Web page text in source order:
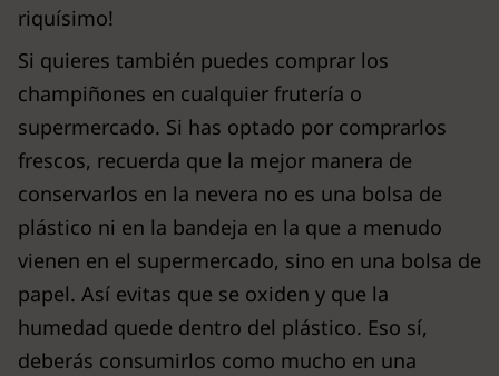
riquísimo!
Si quieres también puedes comprar los
champiñones en cualquier frutería o
supermercado. Si has optado por comprarlos
frescos, recuerda que la mejor manera de
conservarlos en la nevera no es una bolsa de
plástico ni en la bandeja en la que a menudo
vienen en el supermercado, sino en una bolsa de
papel. Así evitas que se oxiden y que la
humedad quede dentro del plástico. Eso sí,
deberás consumirlos como mucho en una